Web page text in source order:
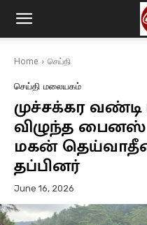
Home செய்தி
செய்தி மலையகம்
முச்சக்கர வண்டி
விழுந்த
மகன்
தப்பினர்
June 16, 2026